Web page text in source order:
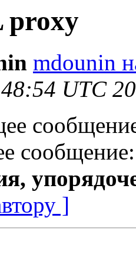
proxy
mdounin
UTC
]